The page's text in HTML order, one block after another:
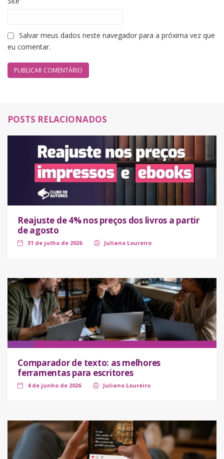
Salvar meus dados neste navegador para a próxima vez que
eu comentar.
POSTS RELACIONADOS
Reajuste de 4% nos preços dos livros a partir
de agosto
31 de julho de 2026 Juliano Loureiro
Comparador de texto: as melhores
ferramentas para escritores
4 de junho de 2026 Juliano Loureiro